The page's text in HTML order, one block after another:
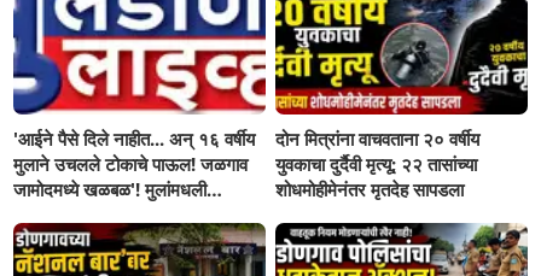
'आईने पैसे दिले नाहीत... अन् १६ वर्षीय
मुलाने उचलले टोकाचे पाऊल! जळगाव
जामोदमध्ये खळबळ'! मुलांमधली
दोन मित्रांना वाचवताना २० वर्षीय
युवकाचा दुर्दैवी मृत्यू; २२ तासांच्या
शोधमोहीमेनंतर मृतदेह सापडला